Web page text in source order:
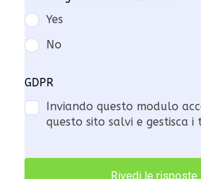
Yes
No
GDPR
Inviando questo modulo
questo sito salvi e gestisca i